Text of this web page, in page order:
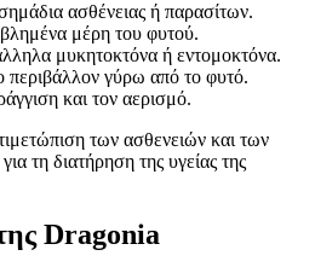
ασθένειας ή παρασίτων.
μέρη του φυτού.
μυκητοκτόνα ή εντομοκτόνα.
περιβάλλον γύρω από το φυτό.
και τον αερισμό.
των ασθενειών και των
τη διατήρηση της υγείας της
Dragonia